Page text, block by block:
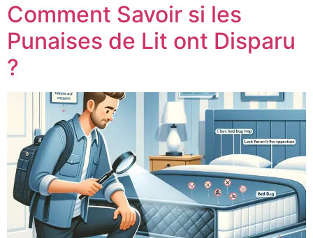
Comment Savoir si les
Punaises de Lit ont Disparu
?